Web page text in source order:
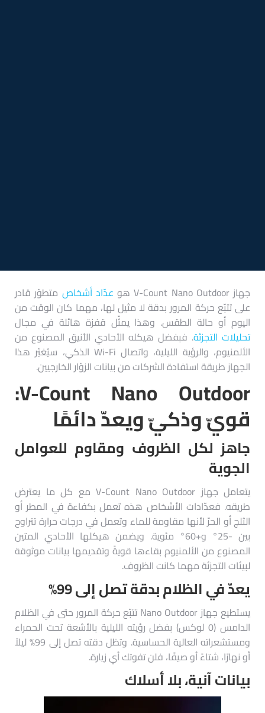
جهاز V-Count Nano Outdoor هو عدّاد أشخاص متطوّر قادر
على تتبّع حركة المرور بدقة لا مثيل لها، مهما كان الوقت من
اليوم أو حالة الطقس. وهذا يمثّل قفزة هائلة في مجال
تحليلات التجزئة. فبفضل هيكله الأحادي الأنيق المصنوع من
الألمنيوم، والرؤية الليلية، واتصال Wi-Fi الذكي، سيُغيّر هذا
الجهاز طريقة استفادة الشركات من بيانات الزوّار الخارجيين.
V-Count Nano Outdoor:
قويّ وذكيّ ويعدّ دائمًا
جاهز لكل الظروف ومقاوم للعوامل
الجوية
يتعامل جهاز V-Count Nano Outdoor مع كل ما يعترض
طريقه. فعدّادات الأشخاص هذه تعمل بكفاءة في المطر أو
الثلج أو الحرّ لأنها مقاومة للماء وتعمل في درجات حرارة تتراوح
بين -25° و+60° مئوية. ويضمن هيكلها الأحادي المتين
المصنوع من الألمنيوم بقاءها قويةً وتقديمها بيانات موثوقة
لبيئات التجزئة مهما كانت الظروف.
يعدّ في الظلام بدقة تصل إلى 99%
يستطيع جهاز Nano Outdoor تتبّع حركة المرور حتى في الظلام
الدامس (0 لوكس) بفضل رؤيته الليلية بالأشعة تحت الحمراء
ومستشعراته العالية الحساسية. وتظل دقته تصل إلى 99% ليلاً
أو نهارًا، شتاءً أو صيفًا، فلن تفوتك أي زيارة.
بيانات آنية، بلا أسلاك